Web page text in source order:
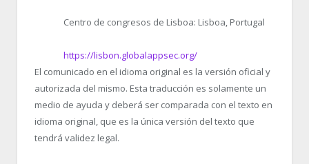
Centro de congresos de Lisboa: Lisboa, Portugal
https://lisbon.globalappsec.org/
El comunicado en el idioma original es la versión oficial y
autorizada del mismo. Esta traducción es solamente un
medio de ayuda y deberá ser comparada con el texto en
idioma original, que es la única versión del texto que
tendrá validez legal.